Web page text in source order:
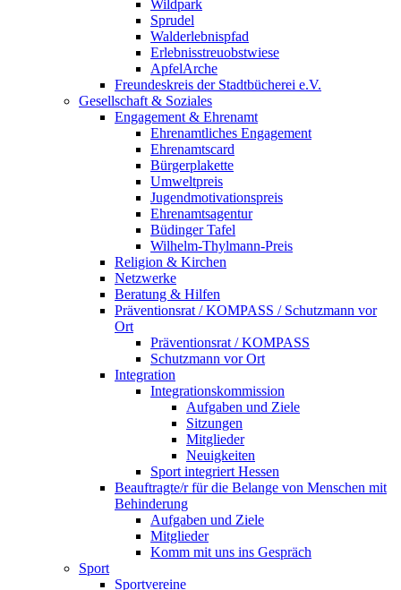
Wildpark
Sprudel
Walderlebnispfad
Erlebnisstreuobstwiese
ApfelArche
Freundeskreis der Stadtbücherei e.V.
Gesellschaft & Soziales
Engagement & Ehrenamt
Ehrenamtliches Engagement
Ehrenamtscard
Bürgerplakette
Umweltpreis
Jugendmotivationspreis
Ehrenamtsagentur
Büdinger Tafel
Wilhelm-Thylmann-Preis
Religion & Kirchen
Netzwerke
Beratung & Hilfen
Präventionsrat / KOMPASS / Schutzmann vor
Ort
Präventionsrat / KOMPASS
Schutzmann vor Ort
Integration
Integrationskommission
Aufgaben und Ziele
Sitzungen
Mitglieder
Neuigkeiten
Sport integriert Hessen
Beauftragte/r für die Belange von Menschen mit
Behinderung
Aufgaben und Ziele
Mitglieder
Komm mit uns ins Gespräch
Sport
Sportvereine